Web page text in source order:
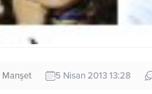
Manşet 5 Nisan 2013 13:28